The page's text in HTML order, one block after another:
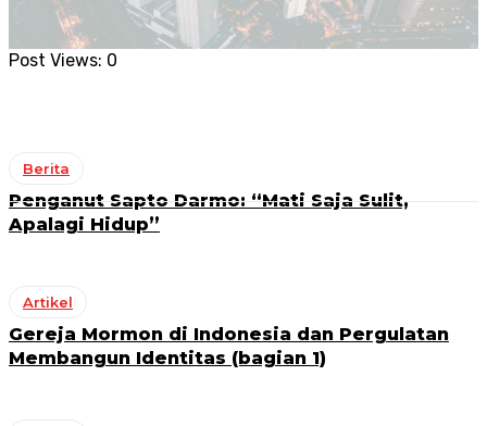
Post Views: 0
Berita
Penganut Sapto Darmo: “Mati Saja Sulit,
Apalagi Hidup”
Artikel
Gereja Mormon di Indonesia dan Pergulatan
Membangun Identitas (bagian 1)